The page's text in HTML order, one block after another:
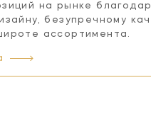
на рынке
безупречному
ассортимента.